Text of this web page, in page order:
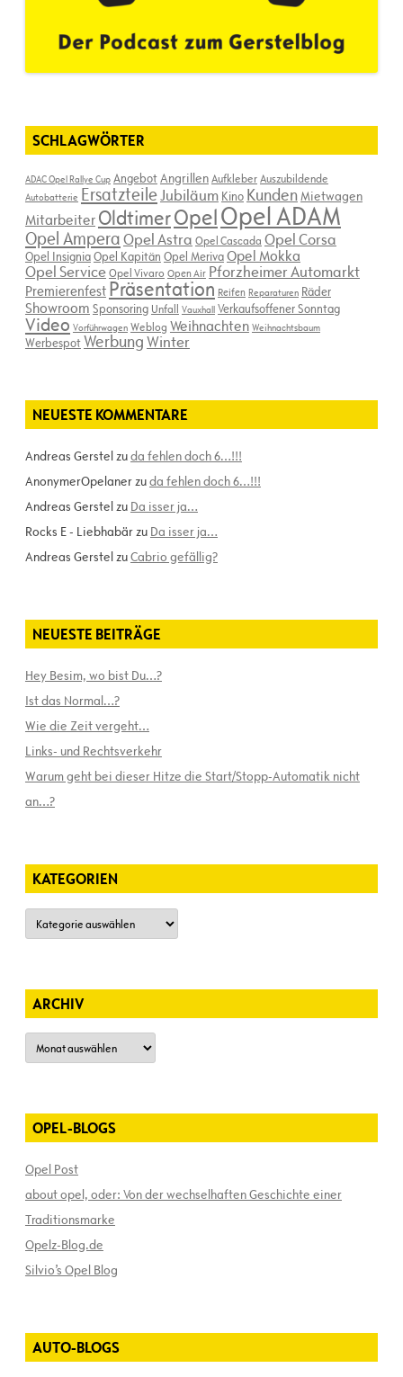
SCHLAGWÖRTER
ADAC Opel Rallye Cup AngebotAngrillenAufkleberAuszubildende
Autobatterie ErsatzteileJubiläum Kino KundenMietwagen
Mitarbeiter OldtimerOpelOpel ADAM
Opel AmperaOpel Astra Opel Cascada Opel Corsa
Opel InsigniaOpel Kapitän Opel MerivaOpel Mokka
Opel ServiceOpel Vivaro Open Air Pforzheimer Automarkt
Premierenfest Präsentation Reifen Reparaturen Räder
Showroom Sponsoring Unfall Vauxhall Verkaufsoffener Sonntag
Video Vorführwagen Weblog Weihnachten Weihnachtsbaum
WerbespotWerbungWinter
NEUESTE KOMMENTARE
Andreas Gerstelzuda fehlen doch 6…!!!
AnonymerOpelanerzuda fehlen doch 6…!!!
Andreas Gerstelzu Da isser ja…
Rocks E - Liebhabärzu Da isser ja…
Andreas GerstelzuCabrio gefällig?
NEUESTE BEITRÄGE
Hey Besim, wo bist Du…?
Ist das Normal…?
Wie die Zeit vergeht…
Links- und Rechtsverkehr
Warum geht bei dieser Hitze die Start/Stopp-Automatik nicht
an…?
KATEGORIEN
Kategorien
ARCHIV
Archiv
OPEL-BLOGS
Opel Post
about opel, oder: Von der wechselhaften Geschichte einer
Traditionsmarke
Opelz-Blog.de
Silvio’s Opel Blog
AUTO-BLOGS